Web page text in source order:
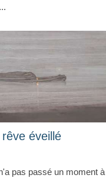
éveillé
pas passé un moment